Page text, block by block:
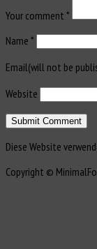
Your comment *
Name *
Email(will not be
Website
Diese Website
Copyright ©